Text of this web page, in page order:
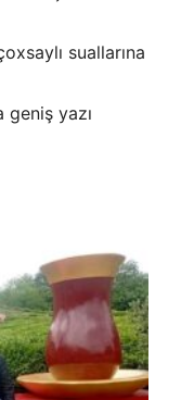
suallarına
geniş yazı